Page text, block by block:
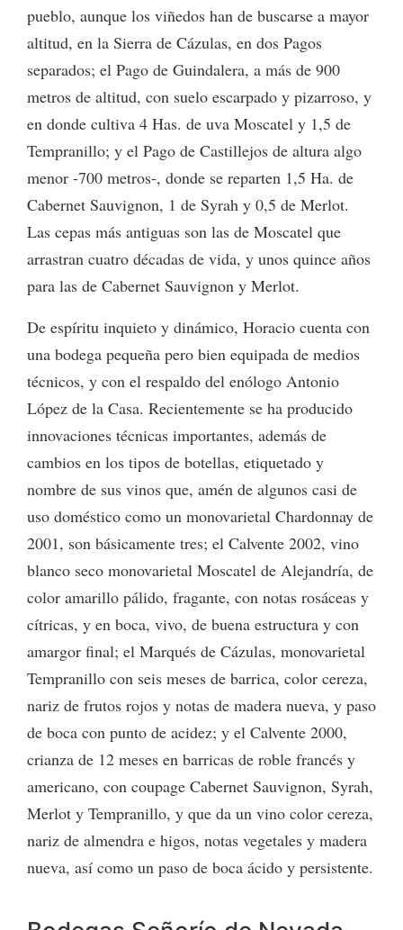
pueblo, aunque los viñedos han de buscarse a mayor
altitud, en la Sierra de Cázulas, en dos Pagos
separados; el Pago de Guindalera, a más de 900
metros de altitud, con suelo escarpado y pizarroso, y
en donde cultiva 4 Has. de uva Moscatel y 1,5 de
Tempranillo; y el Pago de Castillejos de altura algo
menor -700 metros-, donde se reparten 1,5 Ha. de
Cabernet Sauvignon, 1 de Syrah y 0,5 de Merlot.
Las cepas más antiguas son las de Moscatel que
arrastran cuatro décadas de vida, y unos quince años
para las de Cabernet Sauvignon y Merlot.
De espíritu inquieto y dinámico, Horacio cuenta con
una bodega pequeña pero bien equipada de medios
técnicos, y con el respaldo del enólogo Antonio
López de la Casa. Recientemente se ha producido
innovaciones técnicas importantes, además de
cambios en los tipos de botellas, etiquetado y
nombre de sus vinos que, amén de algunos casi de
uso doméstico como un monovarietal Chardonnay de
2001, son básicamente tres; el Calvente 2002, vino
blanco seco monovarietal Moscatel de Alejandría, de
color amarillo pálido, fragante, con notas rosáceas y
cítricas, y en boca, vivo, de buena estructura y con
amargor final; el Marqués de Cázulas, monovarietal
Tempranillo con seis meses de barrica, color cereza,
nariz de frutos rojos y notas de madera nueva, y paso
de boca con punto de acidez; y el Calvente 2000,
crianza de 12 meses en barricas de roble francés y
americano, con coupage Cabernet Sauvignon, Syrah,
Merlot y Tempranillo, y que da un vino color cereza,
nariz de almendra e higos, notas vegetales y madera
nueva, así como un paso de boca ácido y persistente.